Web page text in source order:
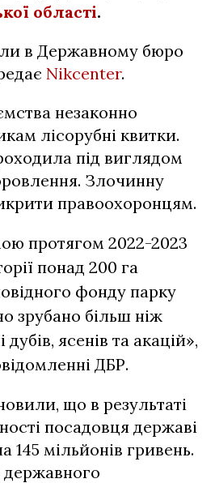
області.
в Державному бюро
Nikcenter.
незаконно
лісорубні квитки.
під виглядом
Злочинну
правоохоронцям.
протягом 2022-2023
понад 200 га
фонду парку
зрубано більш ніж
дубів, ясенів та акацій»,
ДБР.
що в результаті
посадовця державі
145 мільйонів гривень.
державного